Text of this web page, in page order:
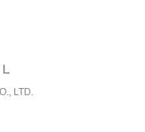
LTD.